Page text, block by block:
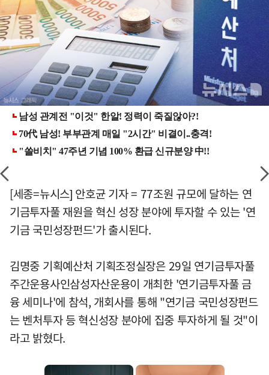
[세종=뉴시스] 안호균 기자 = 77조원 규모에 달하는 연
기금투자풀 재원을 혁신 성장 분야에 투자할 수 있는 '연
기금 국민성장펀드'가 출시된다.
김명중 기획예산처 기획조정실장은 29일 연기금투자풀
주간운용사인삼성자산운용이 개최한 '연기금투자풀 금
융 세미나'에 참석, 개회사를 통해 "연기금 국민성장펀드
는 벤처투자 등 혁신성장 분야에 집중 투자하게 될 것"이
라고 밝혔다.